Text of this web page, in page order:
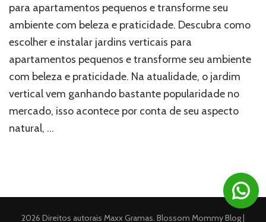
o
melhor
lugar?
para apartamentos pequenos e transforme seu
ambiente com beleza e praticidade. Descubra como
escolher e instalar jardins verticais para
apartamentos pequenos e transforme seu ambiente
com beleza e praticidade. Na atualidade, o jardim
vertical vem ganhando bastante popularidade no
mercado, isso acontece por conta de seu aspecto
natural, …
2026 Direitos autorais Maxx Gramas Blossom Mommy Blog |